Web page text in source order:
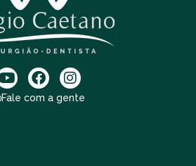
Fale com a gente